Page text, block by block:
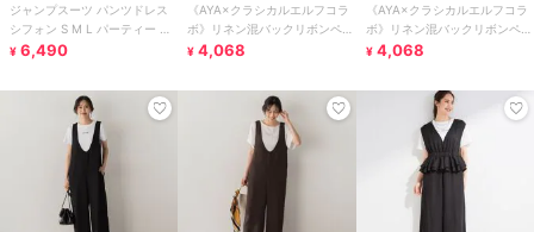
ジャンプスーツ パンツドレス
シフォン S M L パーティー 結
婚式
¥ 6,490
《AYA×クラシカルエルフコラ
ボ》リネン混バックリボンペプ
ラムセットアップ
¥ 4,068
《AYA×クラシカルエルフコラ
ボ》リネン混バックリボンペプ
ラムセットアップ
¥ 4,068